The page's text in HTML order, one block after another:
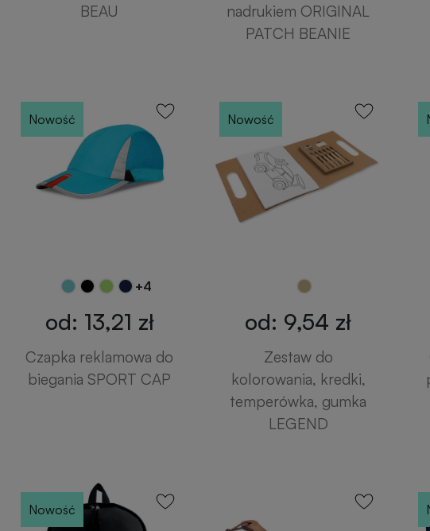
BEAU
nadrukiem ORIGINAL
PATCH BEANIE
Nowość
+4
od: 13,21 zł
Czapka reklamowa do
biegania SPORT CAP
Nowość
od: 9,54 zł
Zestaw do
kolorowania, kredki,
temperówka, gumka
LEGEND
Nowość